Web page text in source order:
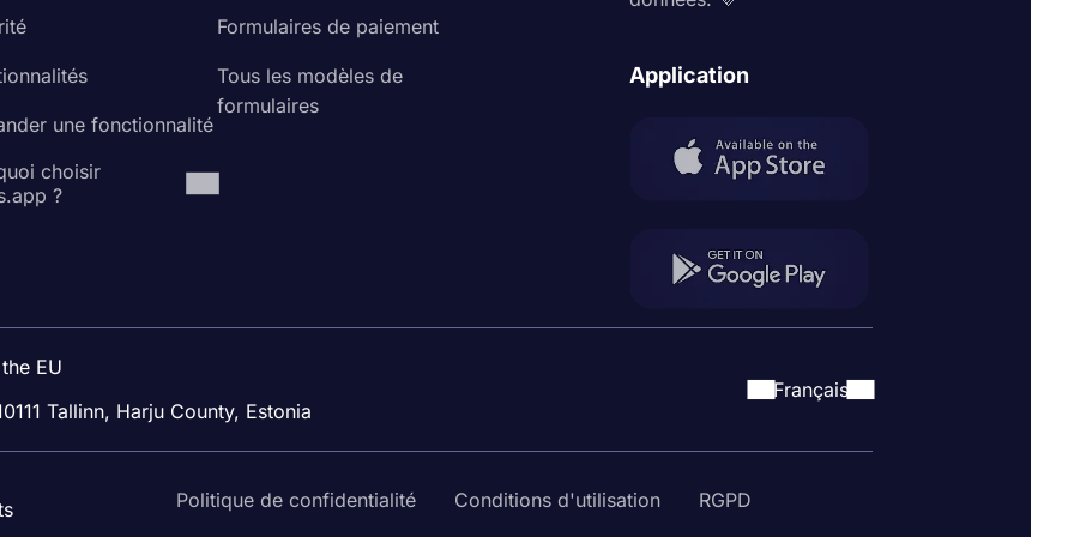
une fonctionnalité
choisir
?
Formulaires de paiement
Tous les modèles de
formulaires
Application
EU
Tallinn, Harju County, Estonia
Français
Politique de confidentialité Conditions d'utilisation RGPD